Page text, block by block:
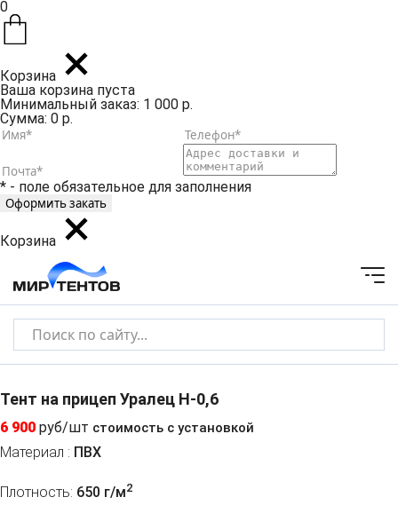
0
Корзина
Ваша корзина пуста
Минимальный заказ: 1 000 р.
Сумма: 0 р.
* - поле обязательное для заполнения
Корзина
Тент на прицеп Уралец H-0,6
6 900 руб/шт стоимость с установкой
Материал : ПВХ
Плотность: 650 г/м2